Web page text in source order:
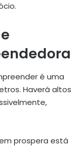
é uma
Haverá altos
prospera está